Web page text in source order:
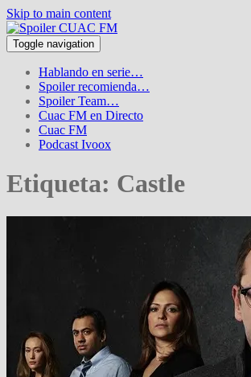
Skip to main content
Toggle navigation
Hablando en serie…
Spoiler recomienda…
Spoiler Team…
Cuac FM en Directo
Cuac FM
Podcast Ivoox
Etiqueta: Castle